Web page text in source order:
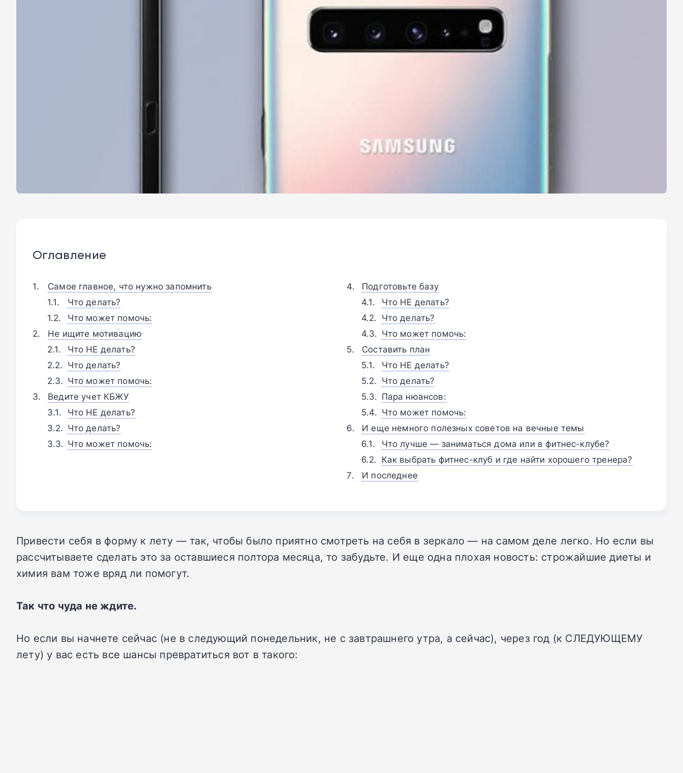
Оглавление
Самое главное, что нужно запомнить
Что делать?
Что может помочь:
Не ищите мотивацию
Что НЕ делать?
Что делать?
Что может помочь:
Ведите учет КБЖУ
Что НЕ делать?
Что делать?
Что может помочь:
Подготовьте базу
Что НЕ делать?
Что делать?
Что может помочь:
Составить план
Что НЕ делать?
Что делать?
Пара нюансов:
Что может помочь:
И еще немного полезных советов на вечные темы
Что лучше — заниматься дома или в фитнес-клубе?
Как выбрать фитнес-клуб и где найти хорошего тренера?
И последнее
Привести себя в форму к лету — так, чтобы было приятно смотреть на себя в зеркало — на самом деле легко. Но если вы
рассчитываете сделать это за оставшиеся полтора месяца, то забудьте. И еще одна плохая новость: строжайшие диеты и
химия вам тоже вряд ли помогут.
Так что чуда не ждите.
Но если вы начнете сейчас (не в следующий понедельник, не с завтрашнего утра, а сейчас), через год (к СЛЕДУЮЩЕМУ
лету) у вас есть все шансы превратиться вот в такого: